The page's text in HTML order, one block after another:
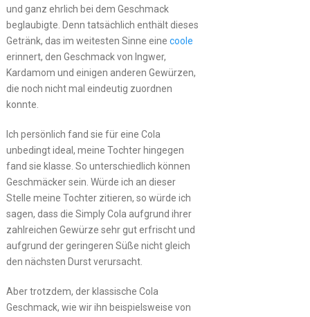
und ganz ehrlich bei dem Geschmack
beglaubigte. Denn tatsächlich enthält dieses
Getränk, das im weitesten Sinne eine coole
erinnert, den Geschmack von Ingwer,
Kardamom und einigen anderen Gewürzen,
die noch nicht mal eindeutig zuordnen
konnte.
Ich persönlich fand sie für eine Cola
unbedingt ideal, meine Tochter hingegen
fand sie klasse. So unterschiedlich können
Geschmäcker sein. Würde ich an dieser
Stelle meine Tochter zitieren, so würde ich
sagen, dass die Simply Cola aufgrund ihrer
zahlreichen Gewürze sehr gut erfrischt und
aufgrund der geringeren Süße nicht gleich
den nächsten Durst verursacht.
Aber trotzdem, der klassische Cola
Geschmack, wie wir ihn beispielsweise von